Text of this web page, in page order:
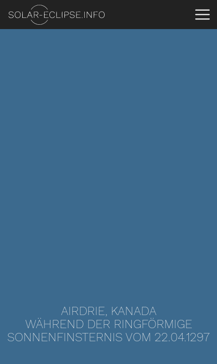
AIRDRIE, KANADA
WÄHREND DER RINGFÖRMIGE
SONNENFINSTERNIS VOM 22.04.1297